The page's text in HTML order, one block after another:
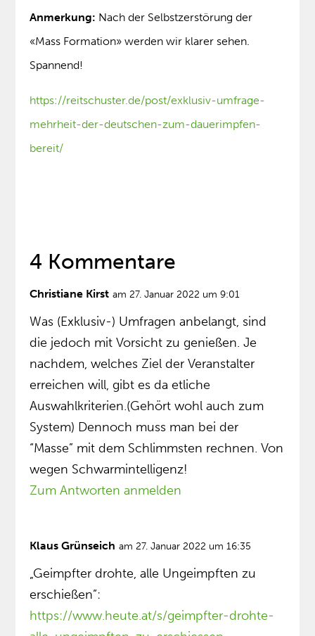
Anmerkung: Nach der Selbstzerstörung der
«Mass Formation» werden wir klarer sehen.
Spannend!
https://reitschuster.de/post/exklusiv-umfrage-
mehrheit-der-deutschen-zum-dauerimpfen-
bereit/
4 Kommentare
Christiane Kirst am 27. Januar 2022 um 9:01
Was (Exklusiv-) Umfragen anbelangt, sind
die jedoch mit Vorsicht zu genießen. Je
nachdem, welches Ziel der Veranstalter
erreichen will, gibt es da etliche
Auswahlkriterien.(Gehört wohl auch zum
System) Dennoch muss man bei der
“Masse” mit dem Schlimmsten rechnen. Von
wegen Schwarmintelligenz!
Zum Antworten anmelden
Klaus Grünseich am 27. Januar 2022 um 16:35
„Geimpfter drohte, alle Ungeimpften zu
erschießen”:
https://www.heute.at/s/geimpfter-drohte-